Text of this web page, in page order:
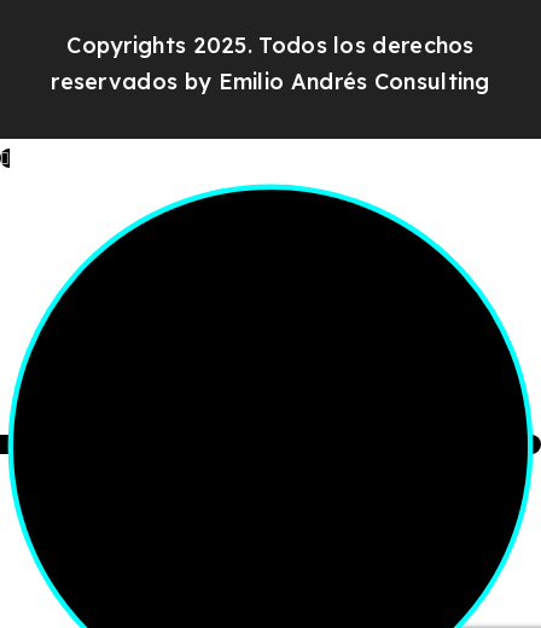
Copyrights 2025. Todos los derechos
reservados by Emilio Andrés Consulting